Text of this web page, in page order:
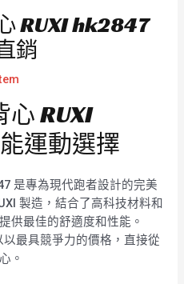
RUXI hk2847
銷
心 RUXI
運動選擇
是專為現代跑者設計的完美
製造，結合了高科技材料和
供最佳的舒適度和性能。
最具競爭力的價格，直接從
。